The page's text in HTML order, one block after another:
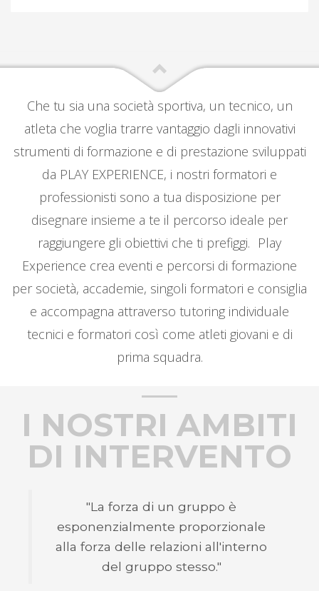
Che tu sia una società sportiva, un tecnico, un
atleta che voglia trarre vantaggio dagli innovativi
strumenti di formazione e di prestazione sviluppati
da PLAY EXPERIENCE, i nostri formatori e
professionisti sono a tua disposizione per
disegnare insieme a te il percorso ideale per
raggiungere gli obiettivi che ti prefiggi. Play
Experience crea eventi e percorsi di formazione
per società, accademie, singoli formatori e consiglia
e accompagna attraverso tutoring individuale
tecnici e formatori così come atleti giovani e di
prima squadra.
I NOSTRI AMBITI
DI INTERVENTO
"La forza di un gruppo è
esponenzialmente proporzionale
alla forza delle relazioni all'interno
del gruppo stesso."